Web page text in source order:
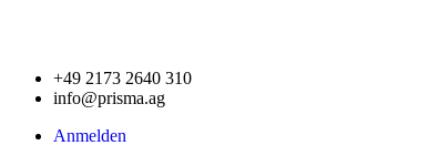
+49 2173 2640 310
info@prisma.ag
Anmelden